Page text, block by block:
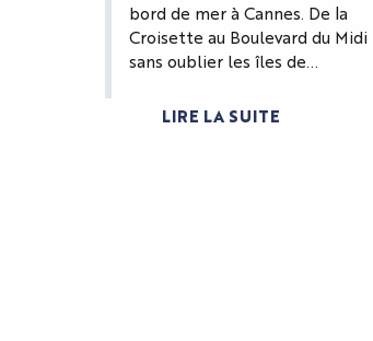
bord de mer à Cannes. De la
Croisette au Boulevard du Midi
sans oublier les îles de...
LIRE LA SUITE